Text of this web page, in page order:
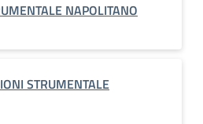
NAPOLITANO
STRUMENTALE